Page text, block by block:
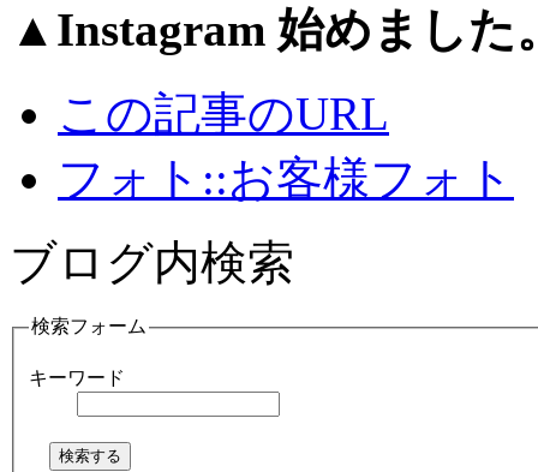
▲Instagram 始めました
この記事のURL
フォト::お客様フォト
ブログ内検索
検索フォーム
キーワード